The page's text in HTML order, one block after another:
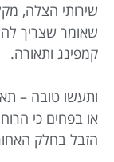
שירותי הצלה,
שאומר שצריך
קמפינג ותאורה.
ותעשו טובה –
או בפחים כי
הזבל בחלק